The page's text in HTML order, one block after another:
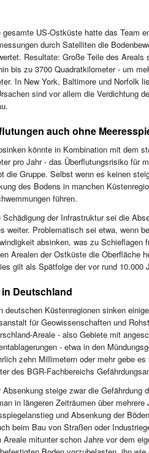
gesamte US-Ostküste hatte das Team
durch Satelliten die
Resultate: Große Teile des
bis zu 3700 Quadratkilometer - um
In New York, Baltimore und Norfolk
sind vor allem die Verdichtung
auch ohne
könnte in Kombination mit dem
pro Jahr - das Überflutungsrisiko für
die Gruppe. Selbst wenn es keinen
des Bodens in manchen
führen.
Schädigung der Infrastruktur sei die
weiter. Problematisch sei etwa, wenn
absinken, was zu
Arealen der Ostküste die Oberfläche
gilt als Spätfolge der vor rund 10.000
Deutschland
deutschen Küstenregionen sinken
für Geowissenschaften und
Areale - also Gebiete mit
- etwa in den
zehn Millimetern oder mehr gebe
des BGR-Fachbereichs
Absenkung steige zwar die Gefährdung
in längeren Zeiträumen über
und Absenkung der
beim Bau von Straßen oder
Areale mitunter schon Jahre vor dem